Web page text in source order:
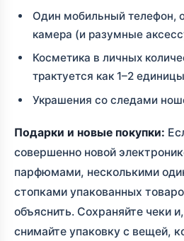
Один мобильный телефон,
камера (и разумные
Косметика в личных
трактуется как 1–2
Украшения со следами
Подарки и новые покупки:
совершенно новой
парфюмами, несколькими
стопками упакованных
объяснить. Сохраняйте чеки
снимайте упаковку с вещей,